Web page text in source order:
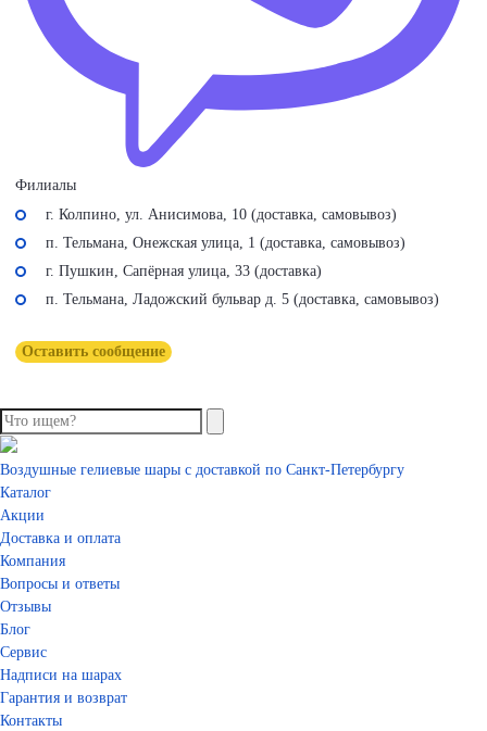
Филиалы
г. Колпино, ул. Анисимова, 10 (доставка, самовывоз)
п. Тельмана, Онежская улица, 1 (доставка, самовывоз)
г. Пушкин, Сапёрная улица, 33 (доставка)
п. Тельмана, Ладожский бульвар д. 5 (доставка, самовывоз)
Оставить сообщение
Воздушные гелиевые шары с доставкой по Санкт-Петербургу
Каталог
Акции
Доставка и оплата
Компания
Вопросы и ответы
Отзывы
Блог
Сервис
Надписи на шарах
Гарантия и возврат
Контакты